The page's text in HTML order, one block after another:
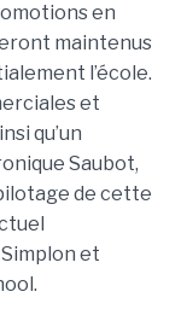
en
maintenus
l’école.
et
qu’un
Saubot,
de cette
et